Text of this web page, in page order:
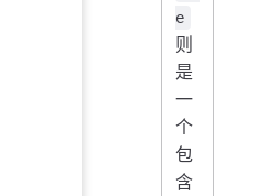
e
则
是
一
个
包
含